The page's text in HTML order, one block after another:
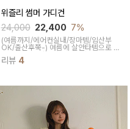
위즐리 썸머 가디건
24,000 22,400 7%
(여름까지/에어컨실내/장마템/임산부
OK/출산후쭉-) 여름에 살안타템으로 활
용하기 좋은 가디건이면서 라운드넥으로
쇄골라인이 은은한 노출되어 여리함을
리뷰 4